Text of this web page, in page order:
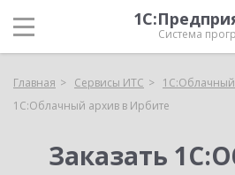
Система
Главная Сервисы ИТС
1С:Облачный архив в Ирбите
Заказать